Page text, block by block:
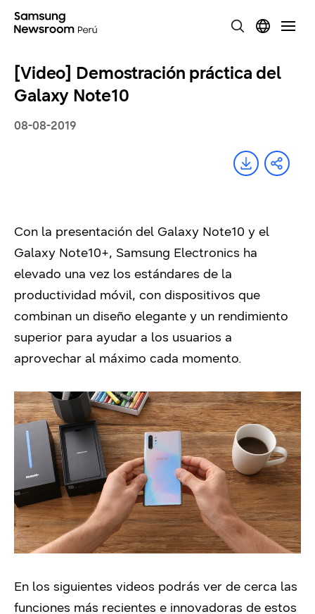
[Video] Demostración práctica del
Galaxy Note10
08-08-2019
Con la presentación del Galaxy Note10 y el
Galaxy Note10+, Samsung Electronics ha
elevado una vez los estándares de la
productividad móvil, con dispositivos que
combinan un diseño elegante y un rendimiento
superior para ayudar a los usuarios a
aprovechar al máximo cada momento.
En los siguientes videos podrás ver de cerca las
funciones más recientes e innovadoras de estos